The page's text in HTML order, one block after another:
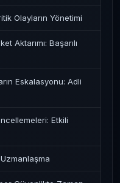
Olayların Yönetimi
Aktarımı: Başarılı
Eskalasyonu: Adli
Etkili